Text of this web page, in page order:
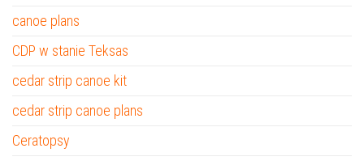
canoe plans
CDP w stanie Teksas
cedar strip canoe kit
cedar strip canoe plans
Ceratopsy